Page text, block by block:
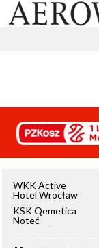
WKK Active
Hotel Wrocław
KSK Qemetica
Noteć
Inowrocław